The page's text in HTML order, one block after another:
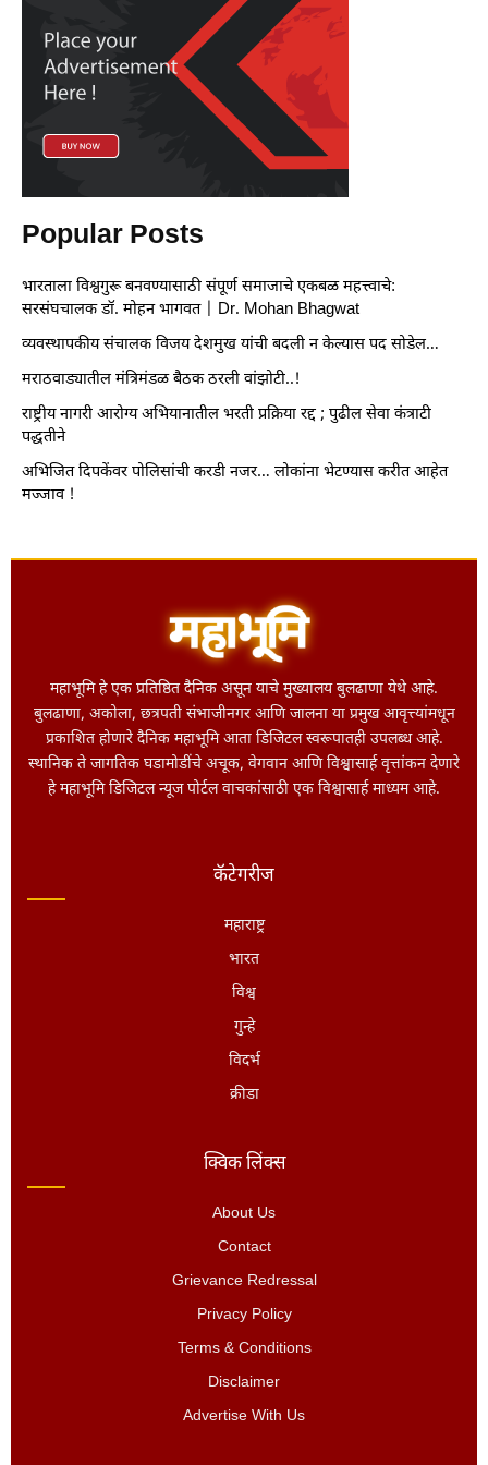
Popular Posts
भारताला विश्वगुरू बनवण्यासाठी संपूर्ण समाजाचे एकबळ महत्त्वाचे:
सरसंघचालक डॉ. मोहन भागवत | Dr. Mohan Bhagwat
व्यवस्थापकीय संचालक विजय देशमुख यांची बदली न केल्यास पद सोडेल…
मराठवाड्यातील मंत्रिमंडळ बैठक ठरली वांझोटी..!
राष्ट्रीय नागरी आरोग्य अभियानातील भरती प्रक्रिया रद्द ; पुढील सेवा कंत्राटी
पद्धतीने
अभिजित दिपकेंवर पोलिसांची करडी नजर… लोकांना भेटण्यास करीत आहेत
मज्जाव !
महाभूमि हे एक प्रतिष्ठित दैनिक असून याचे मुख्यालय बुलढाणा येथे आहे.
बुलढाणा, अकोला, छत्रपती संभाजीनगर आणि जालना या प्रमुख आवृत्त्यांमधून
प्रकाशित होणारे दैनिक महाभूमि आता डिजिटल स्वरूपातही उपलब्ध आहे.
स्थानिक ते जागतिक घडामोडींचे अचूक, वेगवान आणि विश्वासार्ह वृत्तांकन देणारे
हे महाभूमि डिजिटल न्यूज पोर्टल वाचकांसाठी एक विश्वासार्ह माध्यम आहे.
कॅटेगरीज
महाराष्ट्र
भारत
विश्व
गुन्हे
विदर्भ
क्रीडा
क्विक लिंक्स
About Us
Contact
Grievance Redressal
Privacy Policy
Terms & Conditions
Disclaimer
Advertise With Us